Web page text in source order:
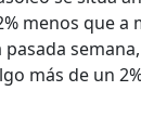
menos que a
más de un